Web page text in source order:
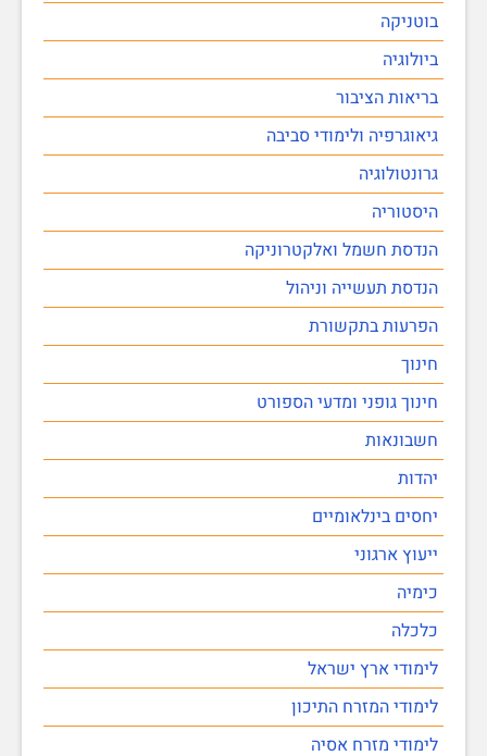
בוטניקה
ביולוגיה
בריאות הציבור
גיאוגרפיה ולימודי סביבה
גרונטולוגיה
היסטוריה
הנדסת חשמל ואלקטרוניקה
הנדסת תעשייה וניהול
הפרעות בתקשורת
חינוך
חינוך גופני ומדעי הספורט
חשבונאות
יהדות
יחסים בינלאומיים
ייעוץ ארגוני
כימיה
כלכלה
לימודי ארץ ישראל
לימודי המזרח התיכון
לימודי מזרח אסיה